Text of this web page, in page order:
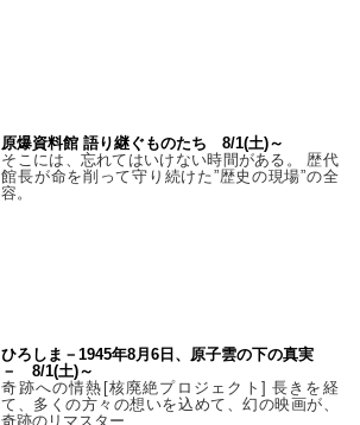
原爆資料館 語り継ぐものたち 8/1(土)～
そこには、忘れてはいけない時間がある。 歴代
館長が命を削って守り続けた”歴史の現場”の全
容。
ひろしま－1945年8月6日、原子雲の下の真実
－ 8/1(土)～
奇跡への情熱[核廃絶プロジェクト] 長きを経
て、多くの方々の想いを込めて、幻の映画が、
奇跡のリマスター